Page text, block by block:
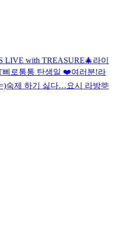
LIVE with TREASURE🎄라이
삐로통통 탄생일 ❤️여러분!라
숙제 하기 싫다…요시 라방🫶